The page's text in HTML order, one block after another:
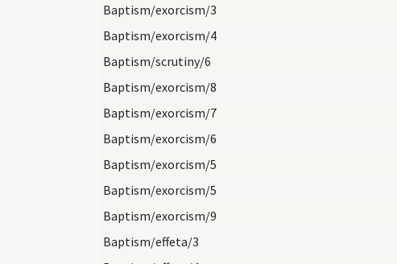
Baptism/exorcism/3
Baptism/exorcism/4
Baptism/scrutiny/6
Baptism/exorcism/8
Baptism/exorcism/7
Baptism/exorcism/6
Baptism/exorcism/5
Baptism/exorcism/5
Baptism/exorcism/9
Baptism/effeta/3